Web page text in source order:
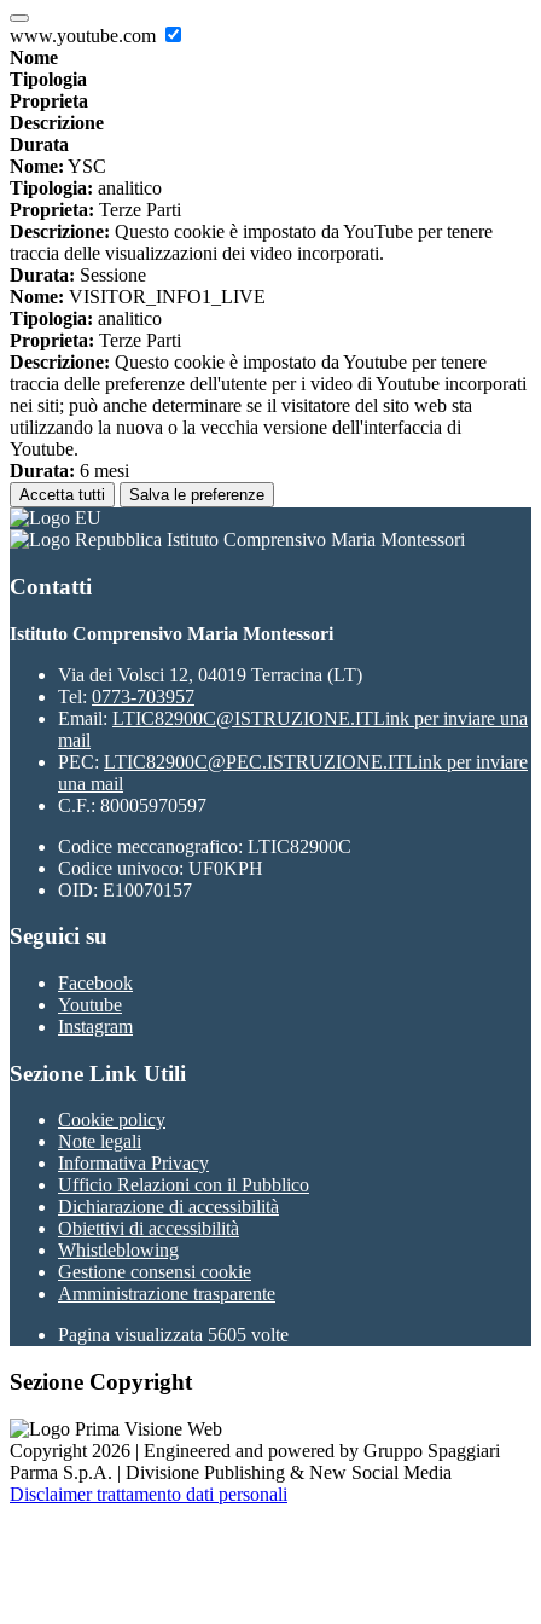
www.youtube.com
Nome
Tipologia
Proprieta
Descrizione
Durata
Nome: YSC
Tipologia: analitico
Proprieta: Terze Parti
Descrizione: Questo cookie è impostato da YouTube per tenere
traccia delle visualizzazioni dei video incorporati.
Durata: Sessione
Nome: VISITOR_INFO1_LIVE
Tipologia: analitico
Proprieta: Terze Parti
Descrizione: Questo cookie è impostato da Youtube per tenere
traccia delle preferenze dell'utente per i video di Youtube incorporati
nei siti; può anche determinare se il visitatore del sito web sta
utilizzando la nuova o la vecchia versione dell'interfaccia di
Youtube.
Durata: 6 mesi
Accetta tutti Salva le preferenze
Istituto Comprensivo Maria Montessori
Contatti
Istituto Comprensivo Maria Montessori
Via dei Volsci 12, 04019 Terracina (LT)
Tel: 0773-703957
Email: LTIC82900C@ISTRUZIONE.ITLink per inviare una
mail
PEC: LTIC82900C@PEC.ISTRUZIONE.ITLink per inviare
una mail
C.F.: 80005970597
Codice meccanografico: LTIC82900C
Codice univoco: UF0KPH
OID: E10070157
Seguici su
Facebook
Youtube
Instagram
Sezione Link Utili
Cookie policy
Note legali
Informativa Privacy
Ufficio Relazioni con il Pubblico
Dichiarazione di accessibilità
Obiettivi di accessibilità
Whistleblowing
Gestione consensi cookie
Amministrazione trasparente
Pagina visualizzata 5605 volte
Sezione Copyright
Copyright 2026 | Engineered and powered by Gruppo Spaggiari
Parma S.p.A. | Divisione Publishing & New Social Media
Disclaimer trattamento dati personali